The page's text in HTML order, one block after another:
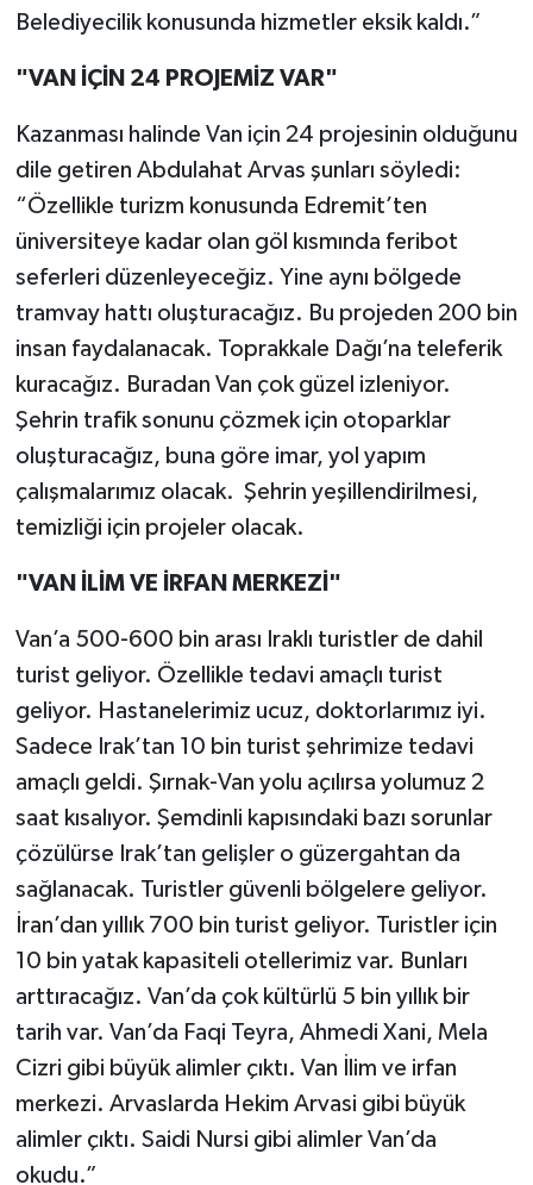
Belediyecilik konusunda hizmetler eksik kaldı.”
"VAN İÇİN 24 PROJEMİZ VAR"
Kazanması halinde Van için 24 projesinin olduğunu
dile getiren Abdulahat Arvas şunları söyledi:
“Özellikle turizm konusunda Edremit’ten
üniversiteye kadar olan göl kısmında feribot
seferleri düzenleyeceğiz. Yine aynı bölgede
tramvay hattı oluşturacağız. Bu projeden 200 bin
insan faydalanacak. Toprakkale Dağı’na teleferik
kuracağız. Buradan Van çok güzel izleniyor.
Şehrin trafik sonunu çözmek için otoparklar
oluşturacağız, buna göre imar, yol yapım
çalışmalarımız olacak. Şehrin yeşillendirilmesi,
temizliği için projeler olacak.
"VAN İLİM VE İRFAN MERKEZİ"
Van’a 500-600 bin arası Iraklı turistler de dahil
turist geliyor. Özellikle tedavi amaçlı turist
geliyor. Hastanelerimiz ucuz, doktorlarımız iyi.
Sadece Irak’tan 10 bin turist şehrimize tedavi
amaçlı geldi. Şırnak-Van yolu açılırsa yolumuz 2
saat kısalıyor. Şemdinli kapısındaki bazı sorunlar
çözülürse Irak’tan gelişler o güzergahtan da
sağlanacak. Turistler güvenli bölgelere geliyor.
İran’dan yıllık 700 bin turist geliyor. Turistler için
10 bin yatak kapasiteli otellerimiz var. Bunları
arttıracağız. Van’da çok kültürlü 5 bin yıllık bir
tarih var. Van’da Faqi Teyra, Ahmedi Xani, Mela
Cizri gibi büyük alimler çıktı. Van İlim ve irfan
merkezi. Arvaslarda Hekim Arvasi gibi büyük
alimler çıktı. Saidi Nursi gibi alimler Van’da
okudu.”